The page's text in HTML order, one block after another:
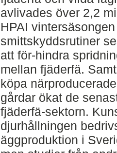
avlivades över 2,2
HPAI
smittskyddsrutiner
att för-hindra
mellan fjäderfä.
köpa
gårdar ökat de
fjäderfä-sektorn.
djurhållningen
äggproduktion i